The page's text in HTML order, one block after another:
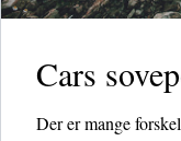
Cars
Der er mange